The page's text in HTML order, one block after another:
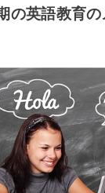
の英語教育